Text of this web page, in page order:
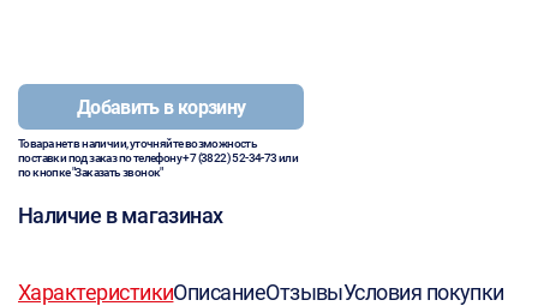
Добавить в корзину
Товара нет в наличии, уточняйте возможность
поставки под заказ по телефону+7 (3822) 52-34-73или
по кнопке "Заказать звонок"
Наличие в магазинах
ХарактеристикиОписаниеОтзывыУсловия покупки